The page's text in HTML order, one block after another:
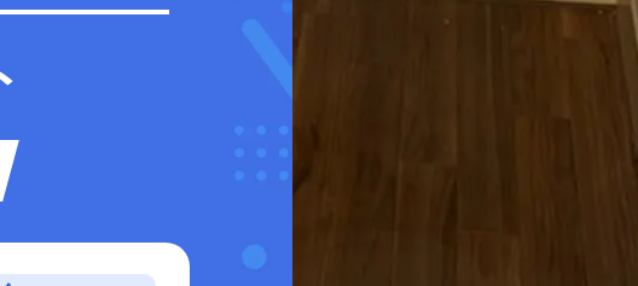
作業実績・ お客様の声